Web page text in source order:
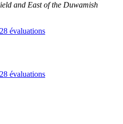
and East of the Duwamish
évaluations
évaluations